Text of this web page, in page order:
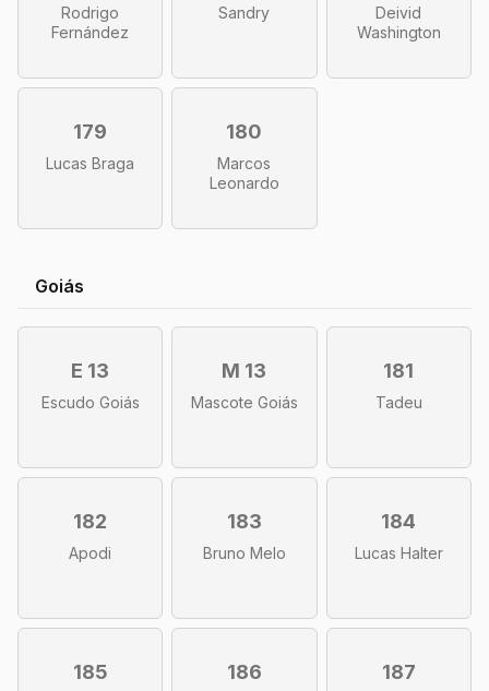
Rodrigo
Fernández
Sandry
Deivid
Washington
179
Lucas Braga
180
Marcos
Leonardo
Goiás
E 13
Escudo Goiás
M 13
Mascote Goiás
181
Tadeu
182
Apodi
183
Bruno Melo
184
Lucas Halter
185 186 187